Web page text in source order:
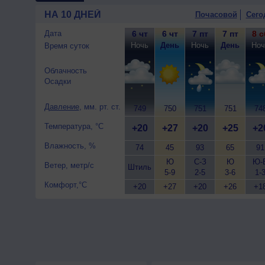
10 августа, ожидается
гроза; ночью +18..20°,
НА 10 ДНЕЙ Почасовой
Дата
Время суток
Облачность
Осадки
Давление, мм. рт. ст.
Температура, °C
Влажность, %
Ветер, метр/с
Комфорт,°C
6 чт
Ночь
749
+20
74
Штиль
+20
6 чт
День
750
+27
45
Ю
5-9
+27
7 пт
Ночь
751
+20
93
С-З
2-5
+20
7 пт
День
751
+25
65
Ю
3-6
+26
8
91
Ю-
1-3